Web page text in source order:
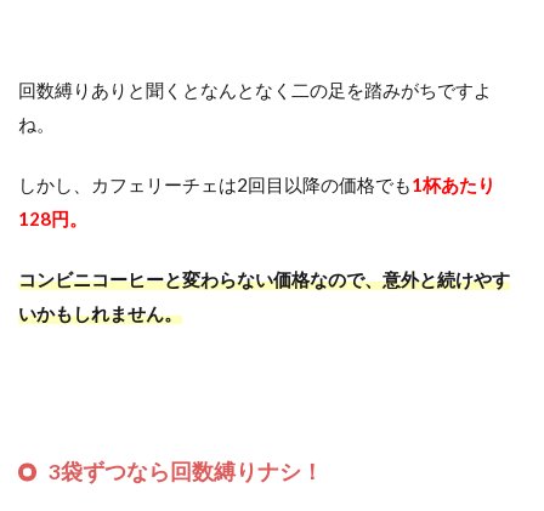
回数縛りありと聞くとなんとなく二の足を踏みがちですよ
ね。
しかし、カフェリーチェは2回目以降の価格でも1杯あたり
128円。
コンビニコーヒーと変わらない価格なので、意外と続けやす
いかもしれません。
3袋ずつなら回数縛りナシ！